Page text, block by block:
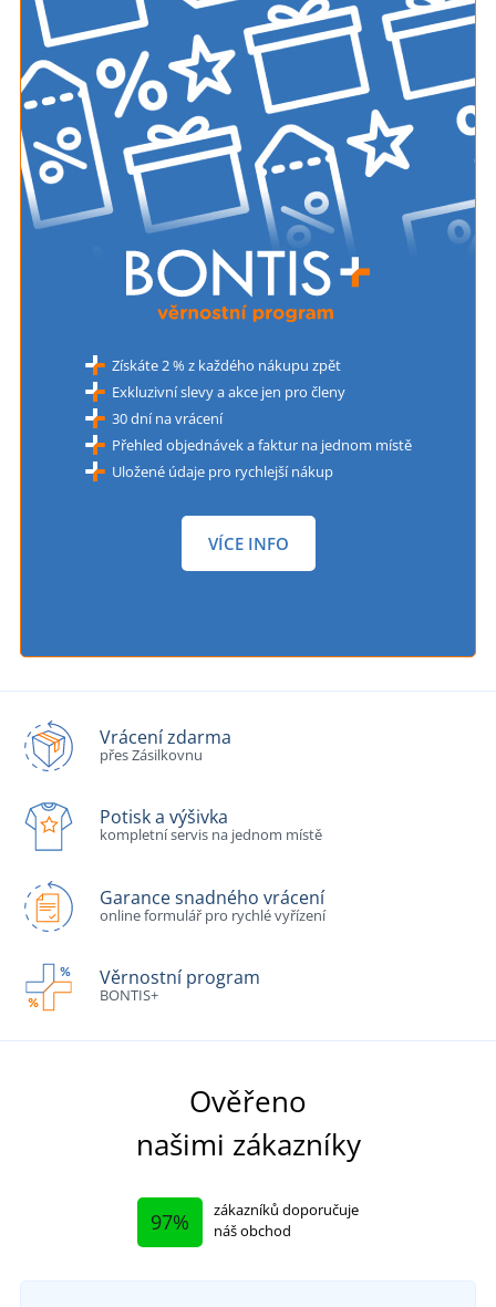
Získáte 2 % z každého nákupu zpět
Exkluzivní slevy a akce jen pro členy
30 dní na vrácení
Přehled objednávek a faktur na jednom místě
Uložené údaje pro rychlejší nákup
VÍCE INFO
Vrácení zdarma
přes Zásilkovnu
Potisk a výšivka
kompletní servis na jednom místě
Garance snadného vrácení
online formulář pro rychlé vyřízení
Věrnostní program
BONTIS+
Ověřeno
našimi zákazníky
97%
zákazníků doporučuje
náš obchod